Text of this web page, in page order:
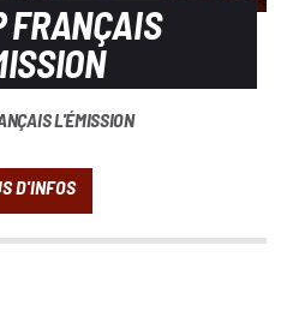
FRANÇAIS
L'ÉMISSION